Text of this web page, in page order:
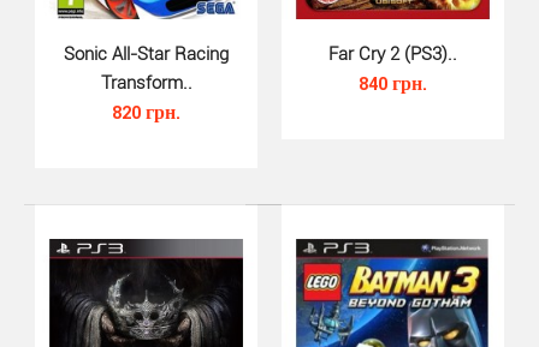
Watch Dogs (PS3)..
650 грн.
Sonic All-Star Racing
Transform..
820 грн.
Far Cry 2 (PS3)..
840 грн.